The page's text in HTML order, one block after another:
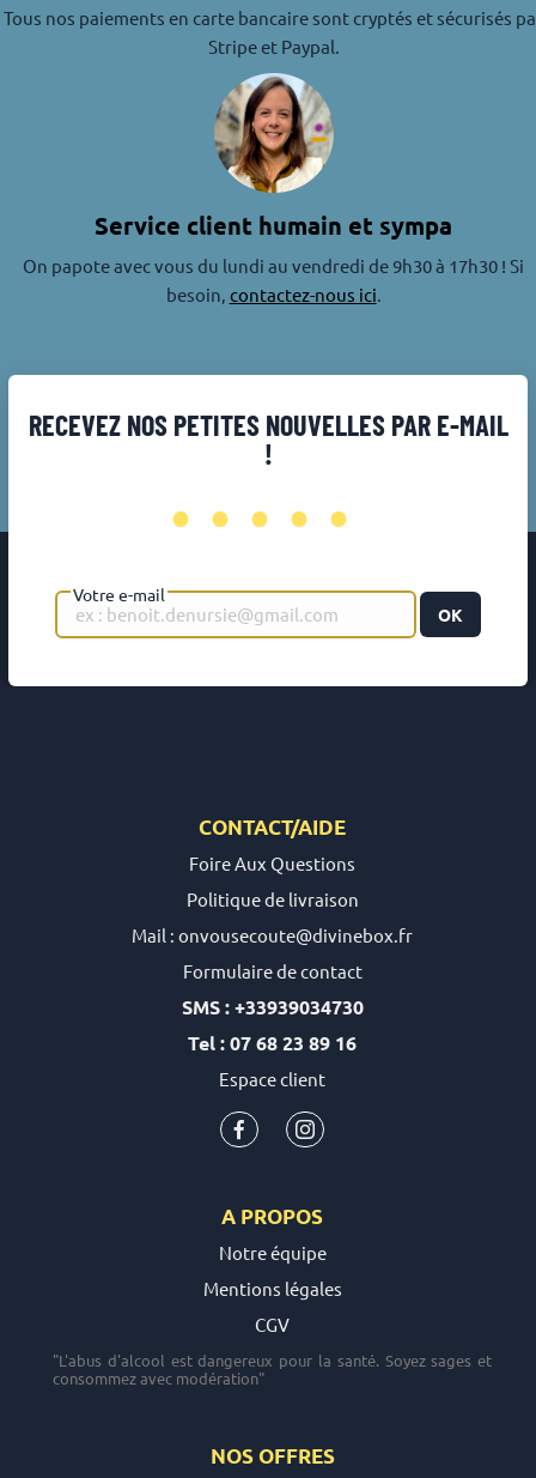
Tous nos paiements en carte bancaire sont cryptés et sécurisés
Stripe et Paypal.
Service client humain et sympa
On papote avec vous du lundi au vendredi de 9h30 à 17h30 ! Si
besoin, contactez-nous ici.
RECEVEZ NOS PETITES NOUVELLES PAR E-MAIL
!
•••••
Votre e-mail
OK
CONTACT/AIDE
Foire Aux Questions
Politique de livraison
Mail : onvousecoute@divinebox.fr
Formulaire de contact
SMS : +33939034730
Tel : 07 68 23 89 16
Espace client
A PROPOS
Notre équipe
Mentions légales
CGV
"L'abus d'alcool est dangereux pour la santé. Soyez sages et
consommez avec modération"
NOS OFFRES